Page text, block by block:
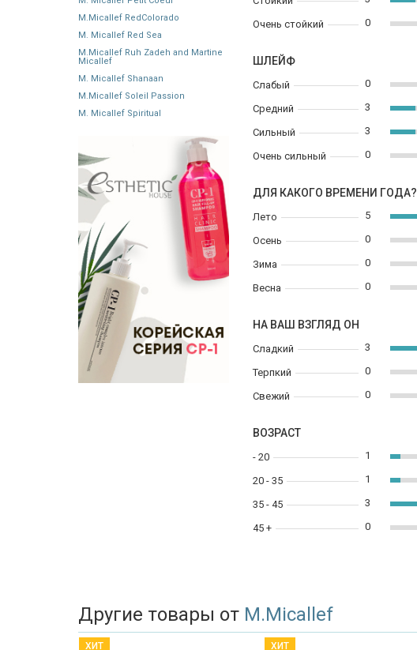
M.Micallef RedColorado
M. Micallef Red Sea
M.Micallef Ruh Zadeh and Martine
Micallef
M. Micallef Shanaan
M.Micallef Soleil Passion
M. Micallef Spiritual
Очень стойкий
0
ШЛЕЙФ
Слабый
Средний
Сильный
Очень сильный
0
3
3
0
ДЛЯ КАКОГО ВРЕМЕНИ ГОДА?
Лето
Осень
Зима
Весна
5
0
0
0
НА ВАШ ВЗГЛЯД ОН
Сладкий
Терпкий
Свежий
3
0
0
ВОЗРАСТ
- 20
20 - 35
35 - 45
45 +
1
1
3
0
Другие товары от M.Micallef
ХИТ ХИТ